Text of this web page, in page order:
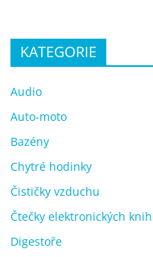
KATEGORIE
Audio
Auto-moto
Bazény
Chytré hodinky
Čističky vzduchu
Čtečky elektronických knih
Digestoře